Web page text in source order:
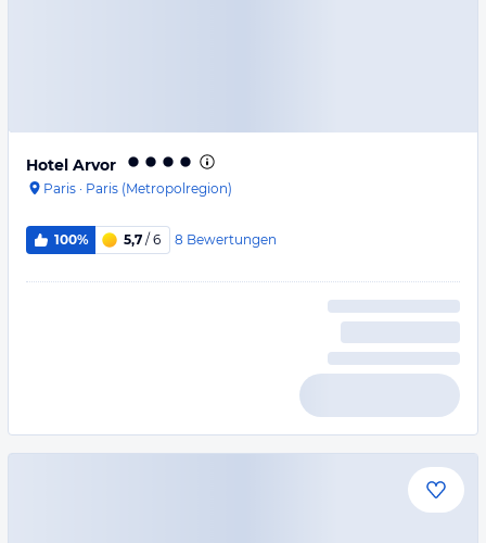
Hotel Arvor
Paris · Paris (Metropolregion)
100% 5,7 / 6 8 Bewertungen